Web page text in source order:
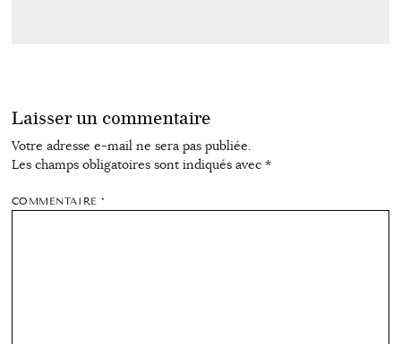
Laisser un commentaire
Votre adresse e-mail ne sera pas publiée.
Les champs obligatoires sont indiqués avec *
COMMENTAIRE*